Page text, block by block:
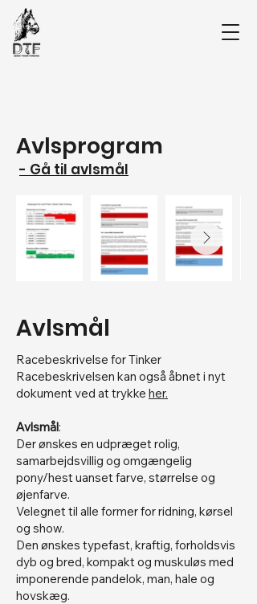
Avlsprogram
- Gå til avlsmål
Avlsmål
Racebeskrivelse for Tinker
Racebeskrivelsen kan også åbnet i nyt
dokument ved at trykke her.
Avlsmål:
Der ønskes en udpræget rolig,
samarbejdsvillig og omgængelig
pony/hest uanset farve, størrelse og
øjenfarve.
Velegnet til alle former for ridning, kørsel
og show.
Den ønskes typefast, kraftig, forholdsvis
dyb og bred, kompakt og muskuløs med
imponerende pandelok, man, hale og
hovskæg.